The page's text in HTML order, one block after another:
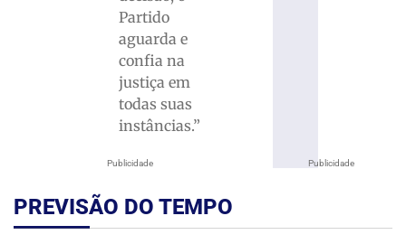
Publicidade
Partido
aguarda e
confia na
justiça em
todas suas
instâncias.”
Publicidade
PREVISÃO DO TEMPO